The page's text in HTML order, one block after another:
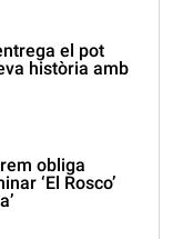
el pot
història amb
obliga
‘El Rosco’